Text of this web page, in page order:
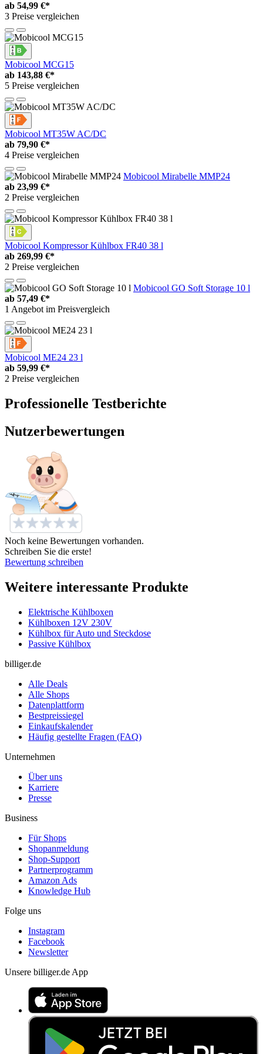
ab 54,99 €*
3 Preise vergleichen
Mobicool MCG15
ab 143,88 €*
5 Preise vergleichen
Mobicool MT35W AC/DC
ab 79,90 €*
4 Preise vergleichen
Mobicool Mirabelle MMP24
ab 23,99 €*
2 Preise vergleichen
Mobicool Kompressor Kühlbox FR40 38 l
ab 269,99 €*
2 Preise vergleichen
Mobicool GO Soft Storage 10 l
ab 57,49 €*
1 Angebot im Preisvergleich
Mobicool ME24 23 l
ab 59,99 €*
2 Preise vergleichen
Professionelle Testberichte
Nutzerbewertungen
Noch keine Bewertungen vorhanden.
Schreiben Sie die erste!
Bewertung schreiben
Weitere interessante Produkte
Elektrische Kühlboxen
Kühlboxen 12V 230V
Kühlbox für Auto und Steckdose
Passive Kühlbox
billiger.de
Alle Deals
Alle Shops
Datenplattform
Bestpreissiegel
Einkaufskalender
Häufig gestellte Fragen (FAQ)
Unternehmen
Über uns
Karriere
Presse
Business
Für Shops
Shopanmeldung
Shop-Support
Partnerprogramm
Amazon Ads
Knowledge Hub
Folge uns
Instagram
Facebook
Newsletter
Unsere billiger.de App